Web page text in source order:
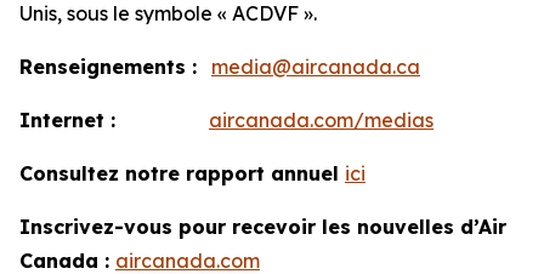
Unis, sous le symbole « ACDVF ».
Renseignements : media@aircanada.ca
Internet : aircanada.com/medias
Consultez notre rapport annuel ici
Inscrivez-vous pour recevoir les nouvelles d’Air
Canada : aircanada.com